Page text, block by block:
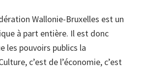
Wallonie-Bruxelles est un
à part entière. Il est donc
les pouvoirs publics la
c’est de l’économie, c’est